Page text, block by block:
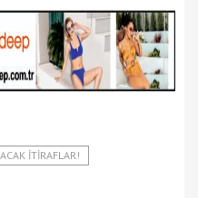
İTIRAFLAR!